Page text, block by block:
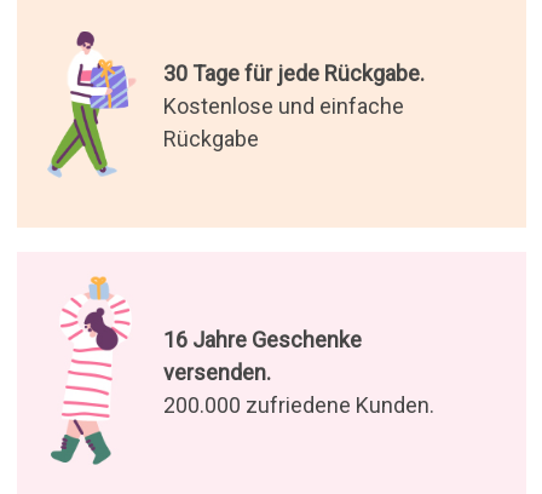
30 Tage für jede Rückgabe.
Kostenlose und einfache
Rückgabe
16 Jahre Geschenke
versenden.
200.000 zufriedene Kunden.